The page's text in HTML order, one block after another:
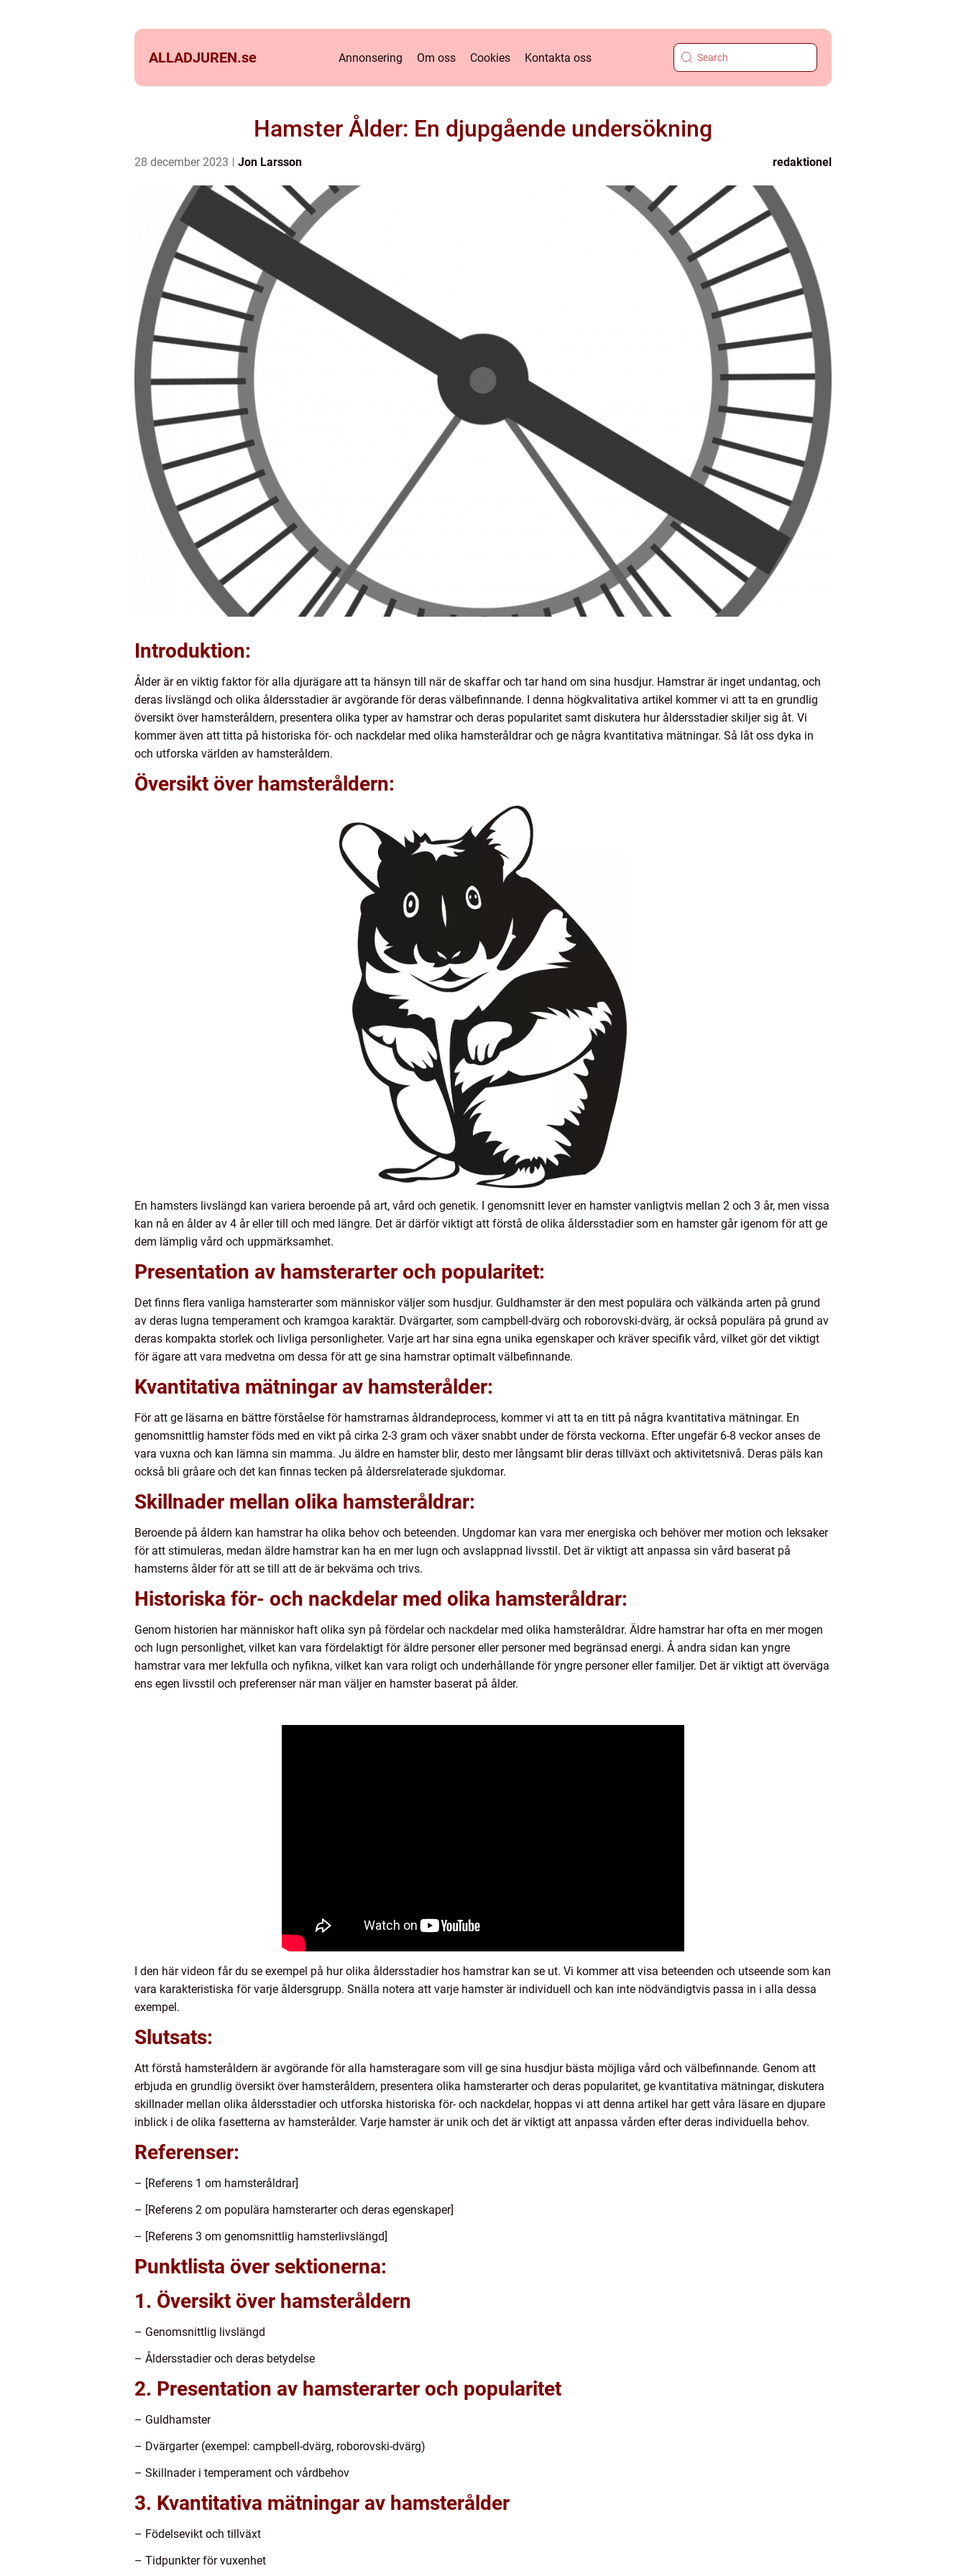
ALLADJUREN.se Annonsering Om oss Cookies Kontakta oss
Hamster Ålder: En djupgående undersökning
28 december 2023 Jon Larsson redaktionel
Introduktion:
Ålder är en viktig faktor för alla djurägare att ta hänsyn till när de skaffar och tar hand om sina husdjur. Hamstrar är inget undantag, och
deras livslängd och olika åldersstadier är avgörande för deras välbefinnande. I denna högkvalitativa artikel kommer vi att ta en grundlig
översikt över hamsteråldern, presentera olika typer av hamstrar och deras popularitet samt diskutera hur åldersstadier skiljer sig åt. Vi
kommer även att titta på historiska för- och nackdelar med olika hamsteråldrar och ge några kvantitativa mätningar. Så låt oss dyka in
och utforska världen av hamsteråldern.
Översikt över hamsteråldern:
En hamsters livslängd kan variera beroende på art, vård och genetik. I genomsnitt lever en hamster vanligtvis mellan 2 och 3 år, men vissa
kan nå en ålder av 4 år eller till och med längre. Det är därför viktigt att förstå de olika åldersstadier som en hamster går igenom för att ge
dem lämplig vård och uppmärksamhet.
Presentation av hamsterarter och popularitet:
Det finns flera vanliga hamsterarter som människor väljer som husdjur. Guldhamster är den mest populära och välkända arten på grund
av deras lugna temperament och kramgoa karaktär. Dvärgarter, som campbell-dvärg och roborovski-dvärg, är också populära på grund av
deras kompakta storlek och livliga personligheter. Varje art har sina egna unika egenskaper och kräver specifik vård, vilket gör det viktigt
för ägare att vara medvetna om dessa för att ge sina hamstrar optimalt välbefinnande.
Kvantitativa mätningar av hamsterålder:
För att ge läsarna en bättre förståelse för hamstrarnas åldrandeprocess, kommer vi att ta en titt på några kvantitativa mätningar. En
genomsnittlig hamster föds med en vikt på cirka 2-3 gram och växer snabbt under de första veckorna. Efter ungefär 6-8 veckor anses de
vara vuxna och kan lämna sin mamma. Ju äldre en hamster blir, desto mer långsamt blir deras tillväxt och aktivitetsnivå. Deras päls kan
också bli gråare och det kan finnas tecken på åldersrelaterade sjukdomar.
Skillnader mellan olika hamsteråldrar:
Beroende på åldern kan hamstrar ha olika behov och beteenden. Ungdomar kan vara mer energiska och behöver mer motion och leksaker
för att stimuleras, medan äldre hamstrar kan ha en mer lugn och avslappnad livsstil. Det är viktigt att anpassa sin vård baserat på
hamsterns ålder för att se till att de är bekväma och trivs.
Historiska för- och nackdelar med olika hamsteråldrar:
Genom historien har människor haft olika syn på fördelar och nackdelar med olika hamsteråldrar. Äldre hamstrar har ofta en mer mogen
och lugn personlighet, vilket kan vara fördelaktigt för äldre personer eller personer med begränsad energi. Å andra sidan kan yngre
hamstrar vara mer lekfulla och nyfikna, vilket kan vara roligt och underhållande för yngre personer eller familjer. Det är viktigt att överväga
ens egen livsstil och preferenser när man väljer en hamster baserat på ålder.
I den här videon får du se exempel på hur olika åldersstadier hos hamstrar kan se ut. Vi kommer att visa beteenden och utseende som kan
vara karakteristiska för varje åldersgrupp. Snälla notera att varje hamster är individuell och kan inte nödvändigtvis passa in i alla dessa
exempel.
Slutsats:
Att förstå hamsteråldern är avgörande för alla hamsteragare som vill ge sina husdjur bästa möjliga vård och välbefinnande. Genom att
erbjuda en grundlig översikt över hamsteråldern, presentera olika hamsterarter och deras popularitet, ge kvantitativa mätningar, diskutera
skillnader mellan olika åldersstadier och utforska historiska för- och nackdelar, hoppas vi att denna artikel har gett våra läsare en djupare
inblick i de olika fasetterna av hamsterålder. Varje hamster är unik och det är viktigt att anpassa vården efter deras individuella behov.
Referenser:
– [Referens 1 om hamsteråldrar]
– [Referens 2 om populära hamsterarter och deras egenskaper]
– [Referens 3 om genomsnittlig hamsterlivslängd]
Punktlista över sektionerna:
1. Översikt över hamsteråldern
– Genomsnittlig livslängd
– Åldersstadier och deras betydelse
2. Presentation av hamsterarter och popularitet
– Guldhamster
– Dvärgarter (exempel: campbell-dvärg, roborovski-dvärg)
– Skillnader i temperament och vårdbehov
3. Kvantitativa mätningar av hamsterålder
– Födelsevikt och tillväxt
– Tidpunkter för vuxenhet